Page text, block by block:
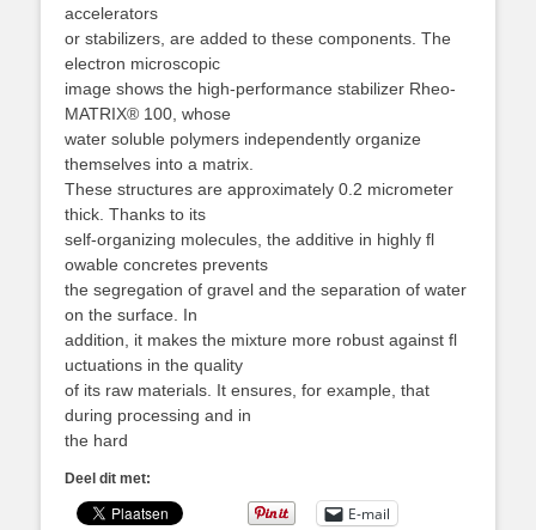
accelerators
or stabilizers, are added to these components. The
electron microscopic
image shows the high-performance stabilizer Rheo-
MATRIX® 100, whose
water soluble polymers independently organize
themselves into a matrix.
These structures are approximately 0.2 micrometer
thick. Thanks to its
self-organizing molecules, the additive in highly fl
owable concretes prevents
the segregation of gravel and the separation of water
on the surface. In
addition, it makes the mixture more robust against fl
uctuations in the quality
of its raw materials. It ensures, for example, that
during processing and in
the hard
Deel dit met:
E-mail